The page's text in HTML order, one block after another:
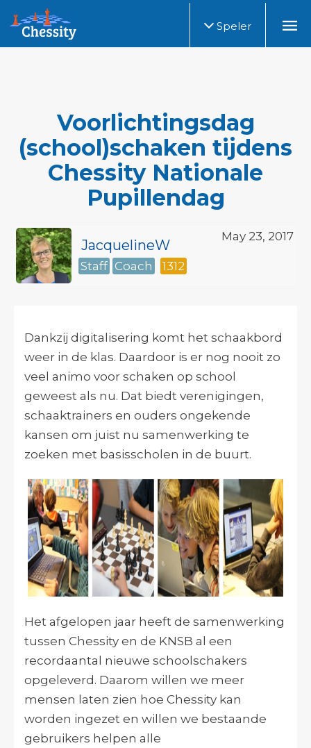
Speler
Voorlichtingsdag
(school)schaken tijdens
Chessity Nationale
Pupillendag
May 23, 2017
JacquelineW
Staff Coach 1312
Dankzij digitalisering komt het schaakbord
weer in de klas. Daardoor is er nog nooit zo
veel animo voor schaken op school
geweest als nu. Dat biedt verenigingen,
schaaktrainers en ouders ongekende
kansen om juist nu samenwerking te
zoeken met basisscholen in de buurt.
Het afgelopen jaar heeft de samenwerking
tussen Chessity en de KNSB al een
recordaantal nieuwe schoolschakers
opgeleverd. Daarom willen we meer
mensen laten zien hoe Chessity kan
worden ingezet en willen we bestaande
gebruikers helpen alle